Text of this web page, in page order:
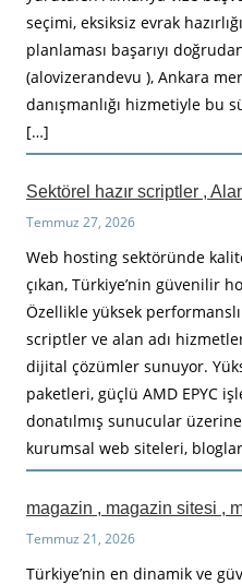
seçimi, eksiksiz evrak
planlaması başarıyı
(alovizerandevu ), Ankara
danışmanlığı hizmetiyle bu
[…]
Sektörel hazır scriptler ,
Temmuz 27, 2026
Web hosting sektöründe
çıkan, Türkiye’nin güvenilir
Özellikle yüksek
scriptler ve alan adı
dijital çözümler sunuyor.
paketleri, güçlü AMD EPYC
donatılmış sunucular
kurumsal web siteleri,
magazin , magazin sitesi ,
Temmuz 21, 2026
Türkiye’nin en dinamik ve